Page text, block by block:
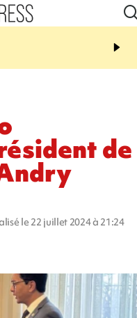
13:09
Des
font cinq morts en
de
le 22 juillet 2024 à 21:24